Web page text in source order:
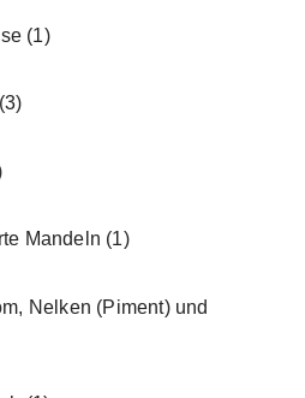
(1)
(3)
Mandeln (1)
Nelken (Piment) und